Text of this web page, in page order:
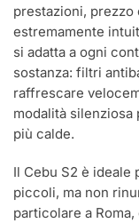
prestazioni, prezzo
estremamente
si adatta a ogni
sostanza: filtri
raffrescare
modalità
più calde.
Il Cebu S2 è ideale
piccoli, ma non
particolare a